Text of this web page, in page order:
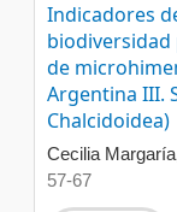
Indicadores
biodiversidad
de
Argentina III.
Chalcidoidea)
Cecilia
57-67